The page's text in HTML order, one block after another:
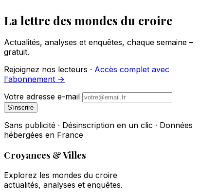
La lettre des mondes du croire
Actualités, analyses et enquêtes, chaque semaine –
gratuit.
Rejoignez nos lecteurs · Accès complet avec
l'abonnement →
Votre adresse e-mail
S'inscrire
Sans publicité · Désinscription en un clic · Données
hébergées en France
Croyances & Villes
Explorez les mondes du croire
actualités, analyses et enquêtes.